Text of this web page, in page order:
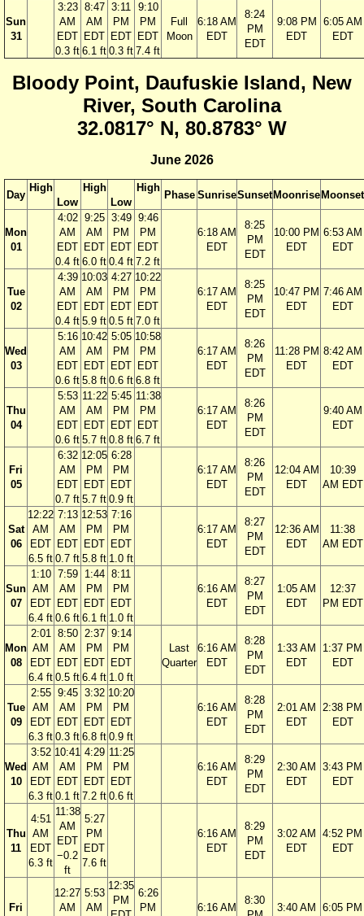
Sun
31
3:23
AM
EDT
0.3 ft
8:47
AM
EDT
6.1 ft
3:11
PM
EDT
0.3 ft
9:10
PM
EDT
7.4 ft
Full
Moon
6:18 AM
EDT
8:24
PM
EDT
9:08 PM
EDT
6:05 AM
EDT
Bloody Point, Daufuskie Island, New
River, South Carolina
32.0817° N, 80.8783° W
June 2026
Day
High
Low
High
Low
High
Phase SunriseSunsetMoonriseMoonset
Mon
01
4:02
AM
EDT
0.4 ft
9:25
AM
EDT
6.0 ft
3:49
PM
EDT
0.4 ft
9:46
PM
EDT
7.2 ft
6:18 AM
EDT
8:25
PM
EDT
10:00 PM
EDT
6:53 AM
EDT
Tue
02
4:39
AM
EDT
0.4 ft
10:03
AM
EDT
5.9 ft
4:27
PM
EDT
0.5 ft
10:22
PM
EDT
7.0 ft
6:17 AM
EDT
8:25
PM
EDT
10:47 PM
EDT
7:46 AM
EDT
Wed
03
5:16
AM
EDT
0.6 ft
10:42
AM
EDT
5.8 ft
5:05
PM
EDT
0.6 ft
10:58
PM
EDT
6.8 ft
6:17 AM
EDT
8:26
PM
EDT
11:28 PM
EDT
8:42 AM
EDT
Thu
04
5:53
AM
EDT
0.6 ft
11:22
AM
EDT
5.7 ft
5:45
PM
EDT
0.8 ft
11:38
PM
EDT
6.7 ft
6:17 AM
EDT
8:26
PM
EDT
9:40 AM
EDT
Fri
05
6:32
AM
EDT
0.7 ft
12:05
PM
EDT
5.7 ft
6:28
PM
EDT
0.9 ft
6:17 AM
EDT
8:26
PM
EDT
12:04 AM
EDT
10:39
AM EDT
Sat
06
12:22
AM
EDT
6.5 ft
7:13
AM
EDT
0.7 ft
12:53
PM
EDT
5.8 ft
7:16
PM
EDT
1.0 ft
6:17 AM
EDT
8:27
PM
EDT
12:36 AM
EDT
11:38
AM EDT
Sun
07
1:10
AM
EDT
6.4 ft
7:59
AM
EDT
0.6 ft
1:44
PM
EDT
6.1 ft
8:11
PM
EDT
1.0 ft
6:16 AM
EDT
8:27
PM
EDT
1:05 AM
EDT
12:37
PM EDT
Mon
08
2:01
AM
EDT
6.4 ft
8:50
AM
EDT
0.5 ft
2:37
PM
EDT
6.4 ft
9:14
PM
EDT
1.0 ft
Last
Quarter
6:16 AM
EDT
8:28
PM
EDT
1:33 AM
EDT
1:37 PM
EDT
Tue
09
2:55
AM
EDT
6.3 ft
9:45
AM
EDT
0.3 ft
3:32
PM
EDT
6.8 ft
10:20
PM
EDT
0.9 ft
6:16 AM
EDT
8:28
PM
EDT
2:01 AM
EDT
2:38 PM
EDT
Wed
10
3:52
AM
EDT
6.3 ft
10:41
AM
EDT
0.1 ft
4:29
PM
EDT
7.2 ft
11:25
PM
EDT
0.6 ft
6:16 AM
EDT
8:29
PM
EDT
2:30 AM
EDT
3:43 PM
EDT
Thu
11
4:51
AM
EDT
6.3 ft
11:38
AM
EDT
−0.2
ft
5:27
PM
EDT
7.6 ft
6:16 AM
EDT
8:29
PM
EDT
3:02 AM
EDT
4:52 PM
EDT
Fri
12:27
AM
5:53
AM
12:35
PM
6:26
PM
6:16 AM
8:30
3:40 AM 6:05 PM